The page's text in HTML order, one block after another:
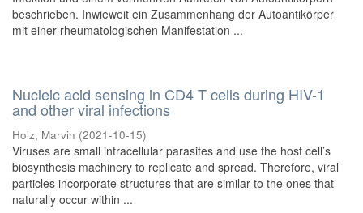
beschrieben. Inwieweit ein Zusammenhang der Autoantikörper
mit einer rheumatologischen Manifestation ...
Nucleic acid sensing in CD4 T cells during HIV-1
and other viral infections
Holz, Marvin (2021-10-15)
Viruses are small intracellular parasites and use the host cell’s
biosynthesis machinery to replicate and spread. Therefore, viral
particles incorporate structures that are similar to the ones that
naturally occur within ...